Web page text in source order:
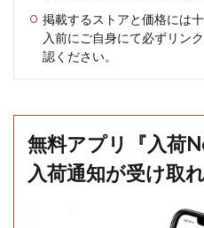
掲載するストアと価格には
入前にご自身にて必ずリン
認ください。
無料アプリ『入荷
入荷通知が受け取